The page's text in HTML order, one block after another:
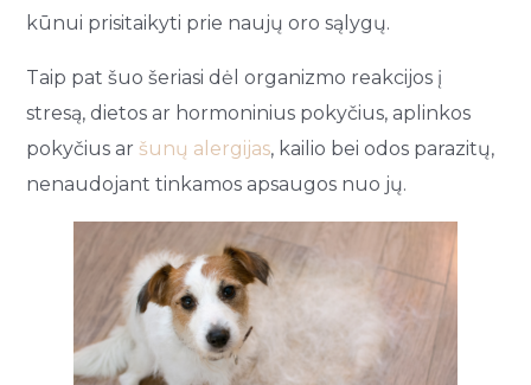
kūnui prisitaikyti prie naujų oro sąlygų.
Taip pat šuo šeriasi dėl organizmo reakcijos į
stresą, dietos ar hormoninius pokyčius, aplinkos
pokyčius ar šunų alergijas, kailio bei odos parazitų,
nenaudojant tinkamos apsaugos nuo jų.